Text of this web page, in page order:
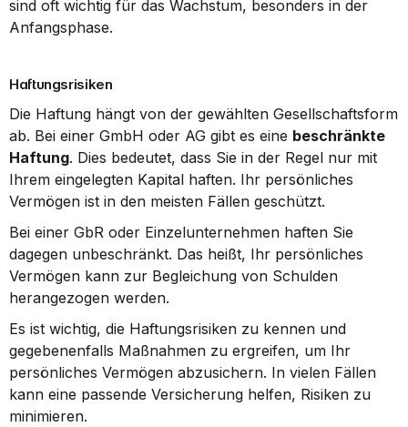
sind oft wichtig für das Wachstum, besonders in der
Anfangsphase.
Haftungsrisiken
Die Haftung hängt von der gewählten Gesellschaftsform
ab. Bei einer GmbH oder AG gibt es eine beschränkte
Haftung. Dies bedeutet, dass Sie in der Regel nur mit
Ihrem eingelegten Kapital haften. Ihr persönliches
Vermögen ist in den meisten Fällen geschützt.
Bei einer GbR oder Einzelunternehmen haften Sie
dagegen unbeschränkt. Das heißt, Ihr persönliches
Vermögen kann zur Begleichung von Schulden
herangezogen werden.
Es ist wichtig, die Haftungsrisiken zu kennen und
gegebenenfalls Maßnahmen zu ergreifen, um Ihr
persönliches Vermögen abzusichern. In vielen Fällen
kann eine passende Versicherung helfen, Risiken zu
minimieren.